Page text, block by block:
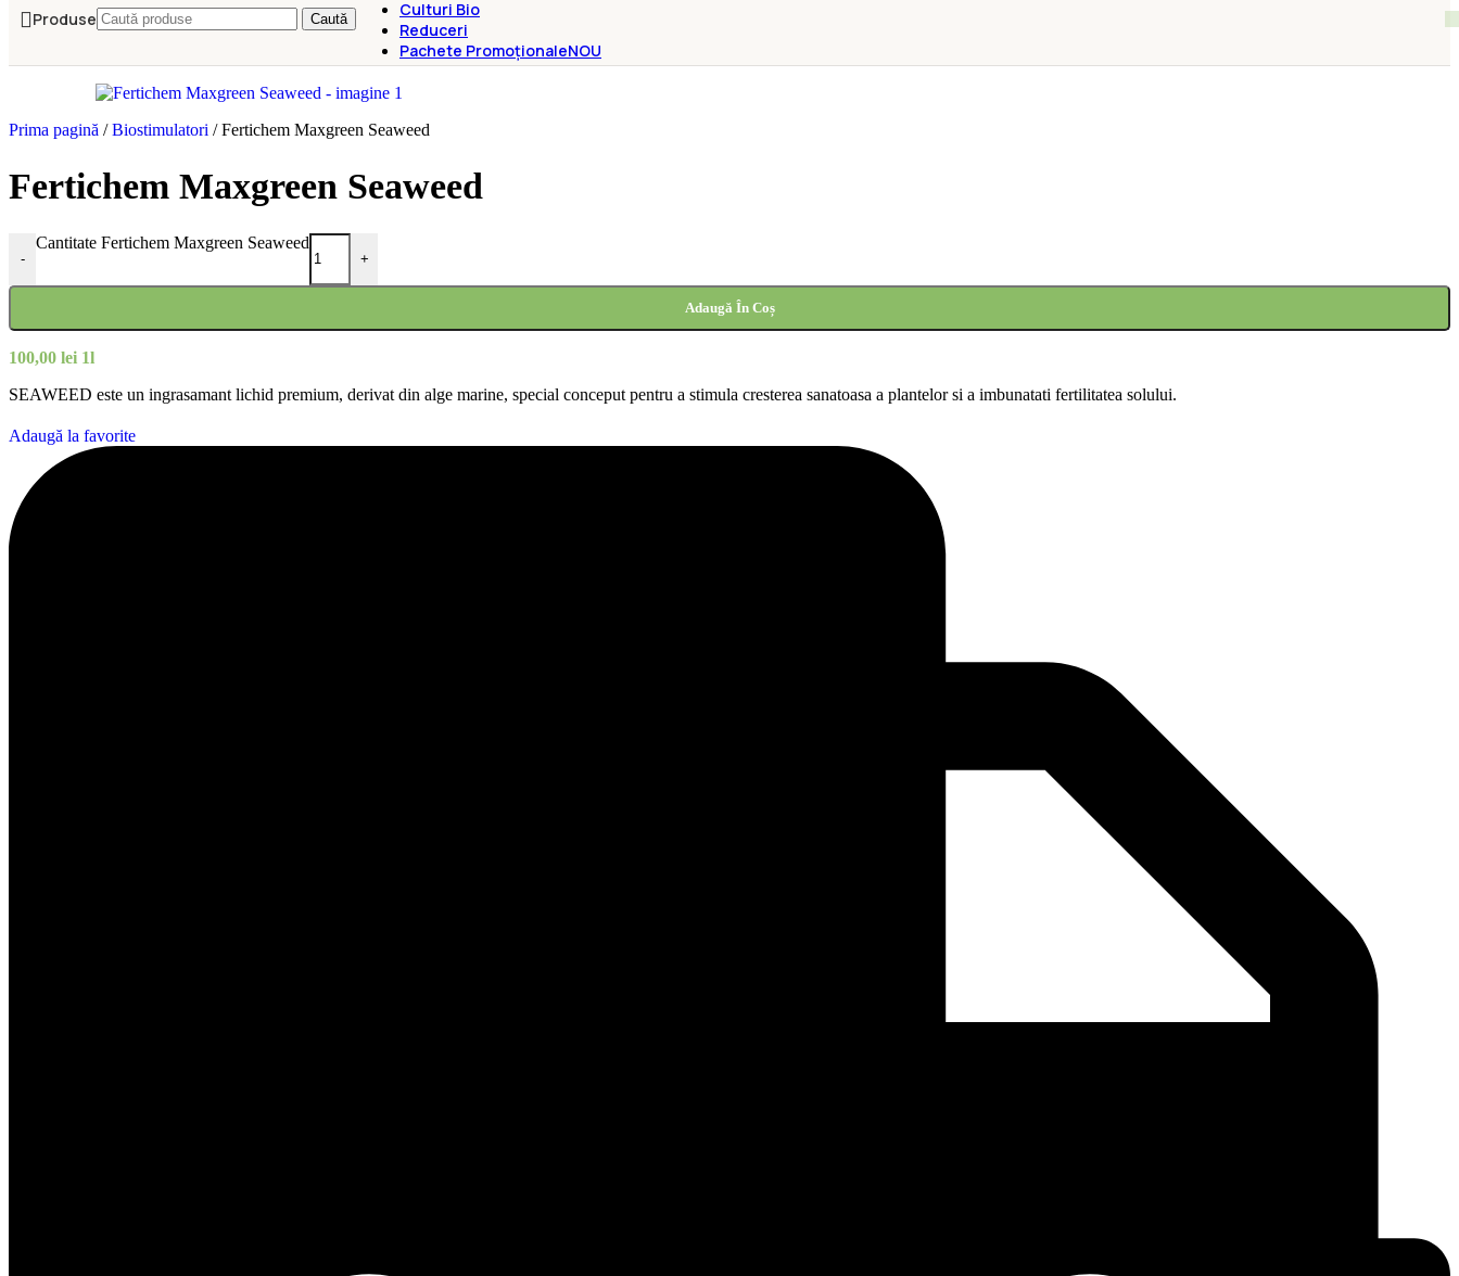
Produse Caută
Culturi Bio
Reduceri
Pachete PromoționaleNOU
Prima pagină / Biostimulatori / Fertichem Maxgreen Seaweed
Fertichem Maxgreen Seaweed
-
Cantitate Fertichem Maxgreen Seaweed
+
Adaugă În Coș
100,00 lei 1l
SEAWEED este un ingrasamant lichid premium, derivat din alge marine, special conceput pentru a stimula cresterea sanatoasa a plantelor si a imbunatati fertilitatea solului.
Adaugă la favorite